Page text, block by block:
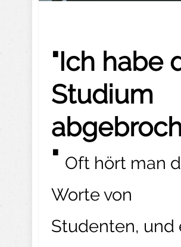
"Ich habe
Studium
" Oft hört man
Worte von
Studenten, und